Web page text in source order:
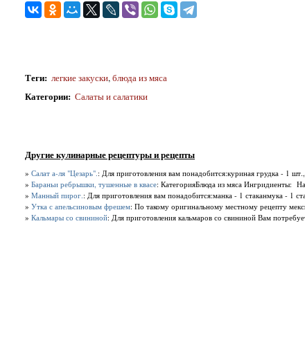
Теги: легкие закуски,блюда из мяса
Категории: Салаты и салатики
Другие кулинарные рецептуры и рецепты
» Салат а-ля "Цезарь". : Для приготовления вам понадобится:куриная грудка - 1
» Бараньи ребрышки, тушенные в квасе: КатегорияБлюда из мяса Ингридиенты:
» Манный пирог. : Для приготовления вам понадобится:манка - 1 стаканмука - 1
» Утка с апельсиновым фрешем: По такому оригинальному местному рецепту
» Кальмары со свининой: Для приготовления кальмаров со свининой Вам